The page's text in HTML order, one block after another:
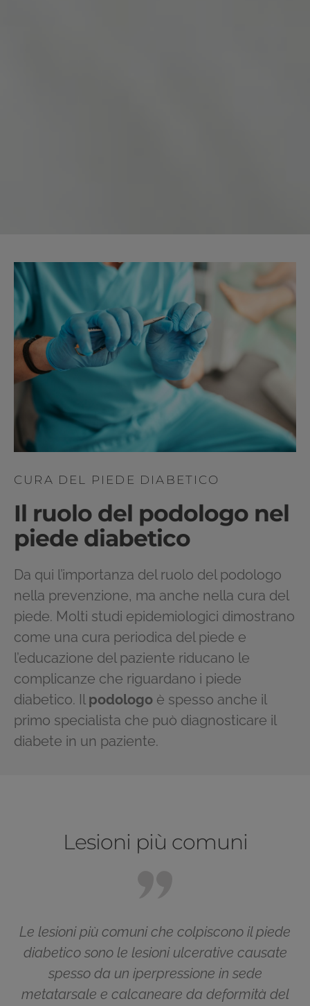
CURA DEL PIEDE DIABETICO
Il ruolo del podologo nel
piede diabetico
Da qui l’importanza del ruolo del podologo
nella prevenzione, ma anche nella cura del
piede. Molti studi epidemiologici dimostrano
come una cura periodica del piede e
l’educazione del paziente riducano le
complicanze che riguardano i piede
diabetico. Il podologo è spesso anche il
primo specialista che può diagnosticare il
diabete in un paziente.
Lesioni più comuni
Le lesioni più comuni che colpiscono il piede
diabetico sono le lesioni ulcerative causate
spesso da un iperpressione in sede
metatarsale e calcaneare da deformità del